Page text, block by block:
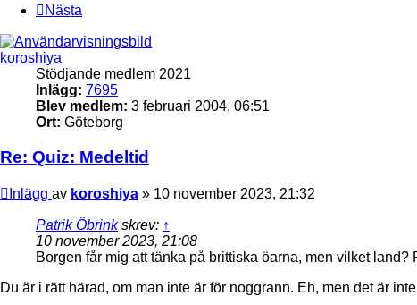
Nästa
koroshiya
Stödjande medlem 2021
Inlägg: 7695
Blev medlem: 3 februari 2004, 06:51
Ort: Göteborg
Re: Quiz: Medeltid
Inlägg av koroshiya » 10 november 2023, 21:32
Patrik Öbrinkskrev: ↑
10 november 2023, 21:08
Borgen får mig att tänka på brittiska öarna, men vilket
Du är i rätt härad, om man inte är för noggrann. Eh, men det är